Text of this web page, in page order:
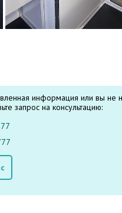
информация или вы не
запрос на консультацию: